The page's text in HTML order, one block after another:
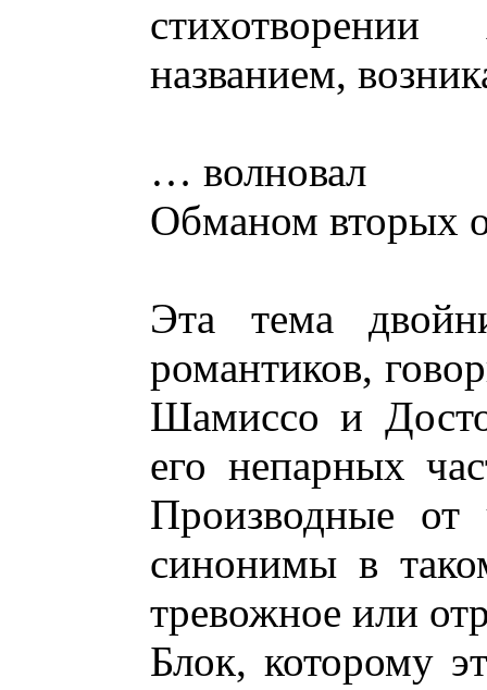
названием,
… волновал
Обманом вторых
Эта тема
романтиков,
Шамиссо и
его непарных
Производные от
синонимы в
тревожное или
Блок, которому